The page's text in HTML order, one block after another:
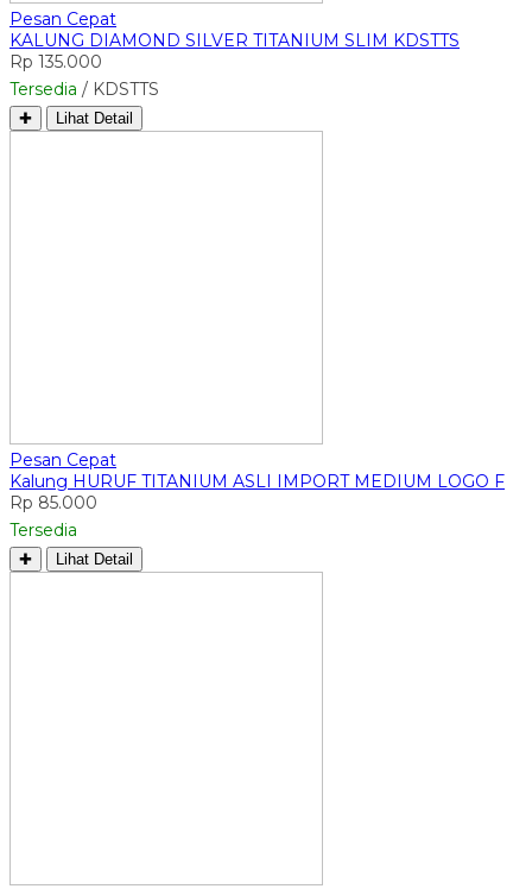
Pesan Cepat
KALUNG DIAMOND SILVER TITANIUM SLIM KDSTTS
Rp 135.000
Tersedia / KDSTTS
✚ Lihat Detail
Pesan Cepat
Kalung HURUF TITANIUM ASLI IMPORT MEDIUM LOGO F
Rp 85.000
Tersedia
✚ Lihat Detail